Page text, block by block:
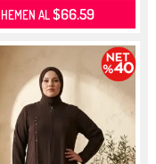
HEMEN AL$66.59